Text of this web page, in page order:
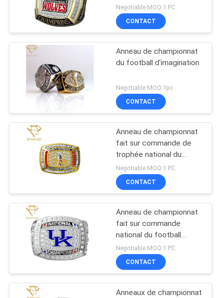
3D
Negotiable MOQ:1 PC
CONTACT
Anneau de championnat
du football d'imagination
Negotiable MOQ:1pc
CONTACT
Anneau de championnat
fait sur commande de
trophée national du
football
Negotiable MOQ:1 PC
CONTACT
Anneau de championnat
fait sur commande
national du football
argenté
Negotiable MOQ:1 PC
CONTACT
Anneaux de championnat